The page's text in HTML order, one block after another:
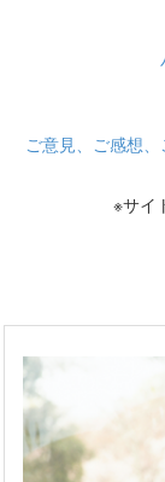
ご意見、ご感想
※サイ